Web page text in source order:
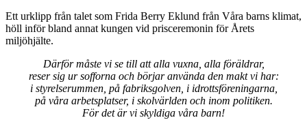
Ett urklipp från talet som Frida Berry Eklund från Våra barns klimat,
höll inför bland annat kungen vid prisceremonin för Årets
miljöhjälte.
Därför måste vi se till att alla vuxna, alla föräldrar,
reser sig ur sofforna och börjar använda den makt vi har:
i styrelserummen, på fabriksgolven, i idrottsföreningarna,
på våra arbetsplatser, i skolvärlden och inom politiken.
För det är vi skyldiga våra barn!